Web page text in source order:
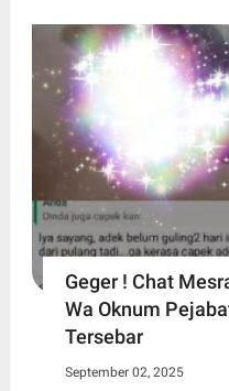
Geger ! Chat
Wa Oknum
Tersebar
September 02, 2025